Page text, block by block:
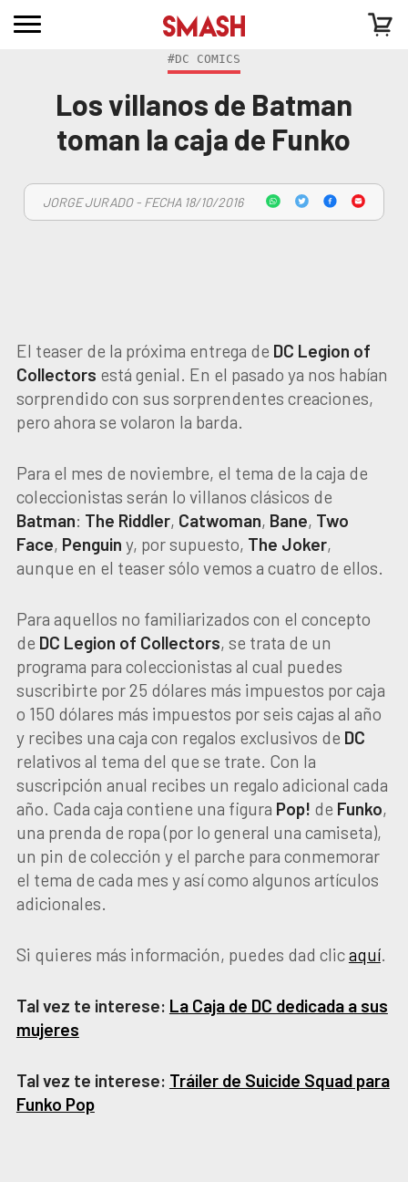
#DC COMICS
Los villanos de Batman
toman la caja de Funko
JORGE JURADO - FECHA 18/10/2016
El teaser de la próxima entrega de DC Legion of
Collectors está genial. En el pasado ya nos habían
sorprendido con sus sorprendentes creaciones,
pero ahora se volaron la barda.
Para el mes de noviembre, el tema de la caja de
coleccionistas serán lo villanos clásicos de
Batman: The Riddler, Catwoman, Bane, Two
Face, Penguin y, por supuesto, The Joker,
aunque en el teaser sólo vemos a cuatro de ellos.
Para aquellos no familiarizados con el concepto
de DC Legion of Collectors, se trata de un
programa para coleccionistas al cual puedes
suscribirte por 25 dólares más impuestos por caja
o 150 dólares más impuestos por seis cajas al año
y recibes una caja con regalos exclusivos de DC
relativos al tema del que se trate. Con la
suscripción anual recibes un regalo adicional cada
año. Cada caja contiene una figura Pop! de Funko,
una prenda de ropa (por lo general una camiseta),
un pin de colección y el parche para conmemorar
el tema de cada mes y así como algunos artículos
adicionales.
Si quieres más información, puedes dad clicaquí.
Tal vez te interese: La Caja de DC dedicada a sus
mujeres
Tal vez te interese: Tráiler de Suicide Squad para
Funko Pop